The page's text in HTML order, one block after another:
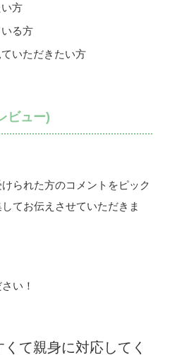
方
る方
いただきたい方
ビュー)
られた方のコメントをピック
てお伝えさせていただきま
い！
て親身に対応してく